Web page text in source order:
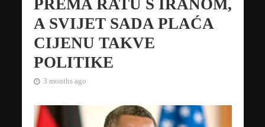
PREMA RATU S IRANOM,
A SVIJET SADA PLAĆA
CIJENU TAKVE
POLITIKE
3 months ago